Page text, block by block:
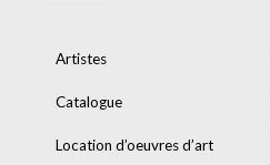
Artistes
Catalogue
Location d’oeuvres d’art